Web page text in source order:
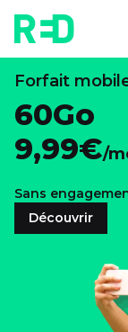
Forfait
60Go
9,99€/
Sans
Découvrir